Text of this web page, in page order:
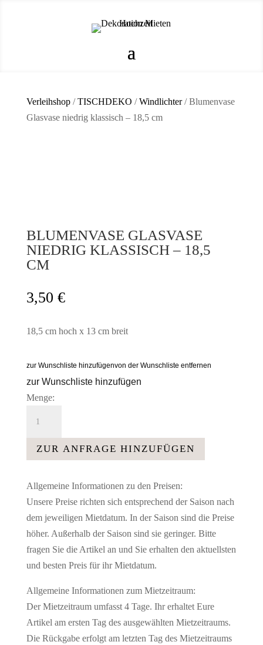
Verleihshop/TISCHDEKO /Windlichter/ Blumenvase
Glasvase niedrig klassisch – 18,5 cm
BLUMENVASE GLASVASE
NIEDRIG KLASSISCH – 18,5
CM
3,50 €
18,5 cm hoch x 13 cm breit
zur Wunschliste hinzufügenvon der Wunschliste entfernen
zur Wunschliste hinzufügen
Menge:
niedrig
klassisch
18,5
cm
Menge
ZUR ANFRAGE HINZUFÜGEN
Allgemeine Informationen zu den Preisen:
Unsere Preise richten sich entsprechend der Saison nach
dem jeweiligen Mietdatum. In der Saison sind die Preise
höher. Außerhalb der Saison sind sie geringer. Bitte
fragen Sie die Artikel an und Sie erhalten den aktuellsten
und besten Preis für ihr Mietdatum.
Allgemeine Informationen zum Mietzeitraum:
Der Mietzeitraum umfasst 4 Tage. Ihr erhaltet Eure
Artikel am ersten Tag des ausgewählten Mietzeitraums.
Die Rückgabe erfolgt am letzten Tag des Mietzeitraums